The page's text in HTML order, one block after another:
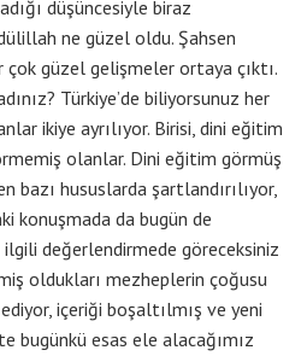
düşüncesiyle biraz
ne güzel oldu. Şahsen
güzel gelişmeler ortaya çıktı.
Türkiye’de biliyorsunuz her
ikiye ayrılıyor. Birisi, dini eğitim
olanlar. Dini eğitim görmüş
bazı hususlarda şartlandırılıyor,
konuşmada da bugün de
ilgili değerlendirmede göreceksiniz
oldukları mezheplerin çoğusu
içeriği boşaltılmış ve yeni
bugünkü esas ele alacağımız